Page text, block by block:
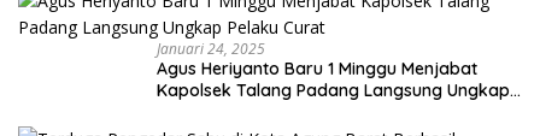
Januari 24, 2025
Agus Heriyanto Baru 1 Minggu Menjabat
Kapolsek Talang Padang Langsung Ungkap